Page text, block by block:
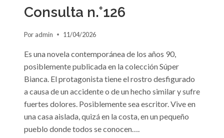
Consulta n.°126
Por admin 11/04/2026
Es una novela contemporánea de los años 90,
posiblemente publicada en la colección Súper
Bianca. El protagonista tiene el rostro desfigurado
a causa de un accidente o de un hecho similar y sufre
fuertes dolores. Posiblemente sea escritor. Vive en
una casa aislada, quizá en la costa, en un pequeño
pueblo donde todos se conocen….